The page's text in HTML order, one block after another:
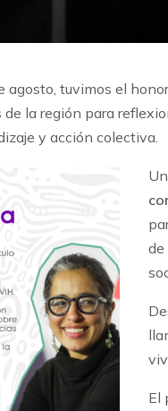
agosto, tuvimos el
de la región para
y acción colectiva.
de
El